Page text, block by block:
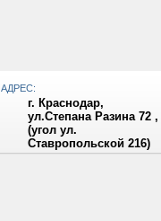
АДРЕС:
г. Краснодар,
ул.Степана Разина 72 ,
(угол ул.
Ставропольской 216)